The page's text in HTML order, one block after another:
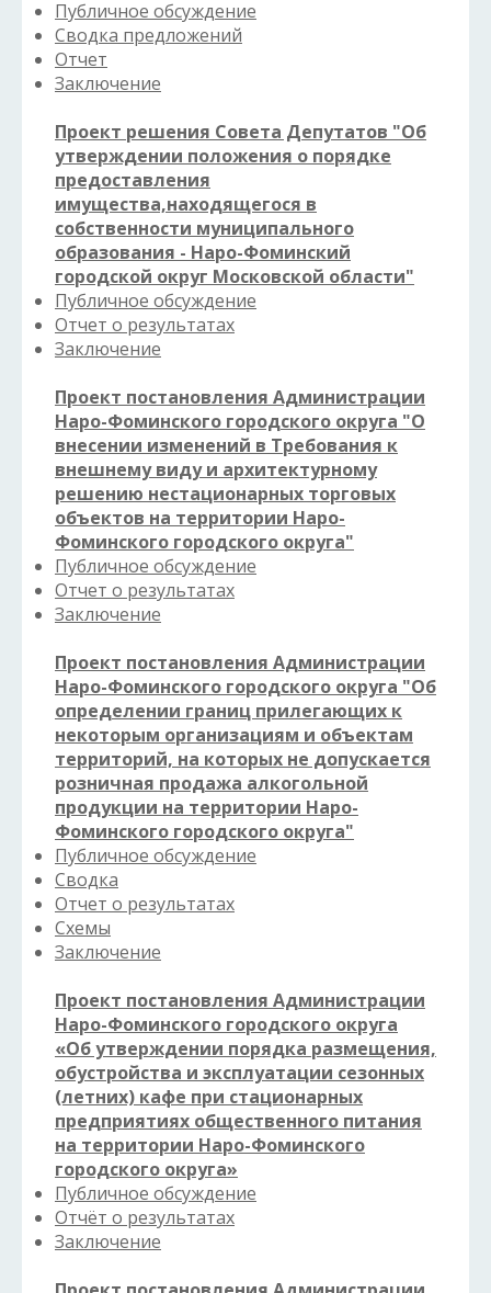
Публичное обсуждение
Сводка предложений
Отчет
Заключение
Проект решения Совета Депутатов "Об
утверждении положения о порядке
предоставления
имущества,находящегося в
собственности муниципального
образования - Наро-Фоминский
городской округ Московской области"
Публичное обсуждение
Отчет о результатах
Заключение
Проект постановления Администрации
Наро-Фоминского городского округа "О
внесении изменений в Требования к
внешнему виду и архитектурному
решению нестационарных торговых
объектов на территории Наро-
Фоминского городского округа"
Публичное обсуждение
Отчет о результатах
Заключение
Проект постановления Администрации
Наро-Фоминского городского округа "Об
определении границ прилегающих к
некоторым организациям и объектам
территорий, на которых не допускается
розничная продажа алкогольной
продукции на территории Наро-
Фоминского городского округа"
Публичное обсуждение
Сводка
Отчет о результатах
Схемы
Заключение
Проект постановления Администрации
Наро-Фоминского городского округа
«Об утверждении порядка размещения,
обустройства и эксплуатации сезонных
(летних) кафе при стационарных
предприятиях общественного питания
на территории Наро-Фоминского
городского округа»
Публичное обсуждение
Отчёт о результатах
Заключение